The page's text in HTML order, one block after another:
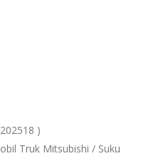
)
Truk Mitsubishi / Suku